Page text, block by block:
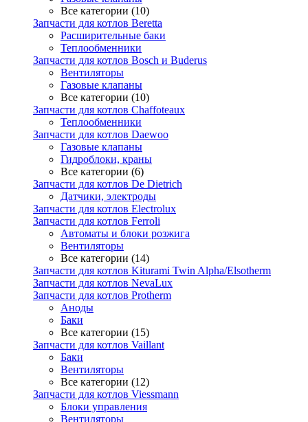
Все категории (10)
Запчасти для котлов Beretta
Расширительные баки
Теплообменники
Запчасти для котлов Bosch и Buderus
Вентиляторы
Газовые клапаны
Все категории (10)
Запчасти для котлов Chaffoteaux
Теплообменники
Запчасти для котлов Daewoo
Газовые клапаны
Гидроблоки, краны
Все категории (6)
Запчасти для котлов De Dietrich
Датчики, электроды
Запчасти для котлов Electrolux
Запчасти для котлов Ferroli
Автоматы и блоки розжига
Вентиляторы
Все категории (14)
Запчасти для котлов Kiturami Twin Alpha/Elsotherm
Запчасти для котлов NevaLux
Запчасти для котлов Protherm
Аноды
Баки
Все категории (15)
Запчасти для котлов Vaillant
Баки
Вентиляторы
Все категории (12)
Запчасти для котлов Viessmann
Блоки управления
Вентиляторы